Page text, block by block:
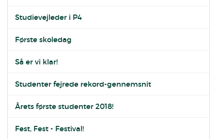
Studievejleder i P4
Første skoledag
Så er vi klar!
Studenter fejrede rekord-gennemsnit
Årets første studenter 2018!
Fest, Fest - Festival!